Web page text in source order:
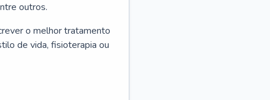
outros.
o melhor tratamento
de vida, fisioterapia ou